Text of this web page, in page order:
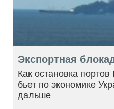
Экспортная
Как остановка
бьет по экономике
дальше